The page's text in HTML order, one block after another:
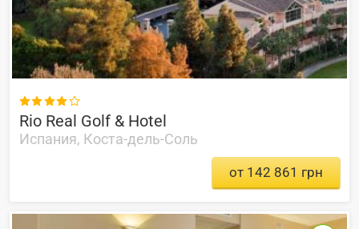

Rio Real Golf & Hotel
Испания, Коста-дель-Соль
от 142 861 грн